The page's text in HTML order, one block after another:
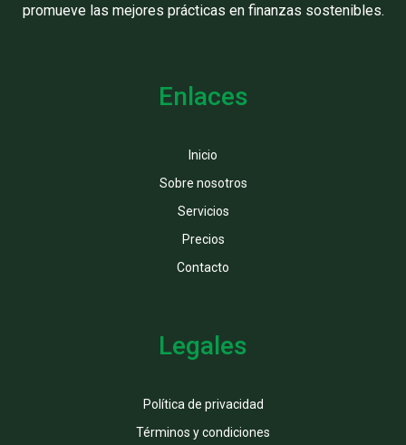
promueve las mejores prácticas en finanzas sostenibles.
Enlaces
Inicio
Sobre nosotros
Servicios
Precios
Contacto
Legales
Política de privacidad
Términos y condiciones